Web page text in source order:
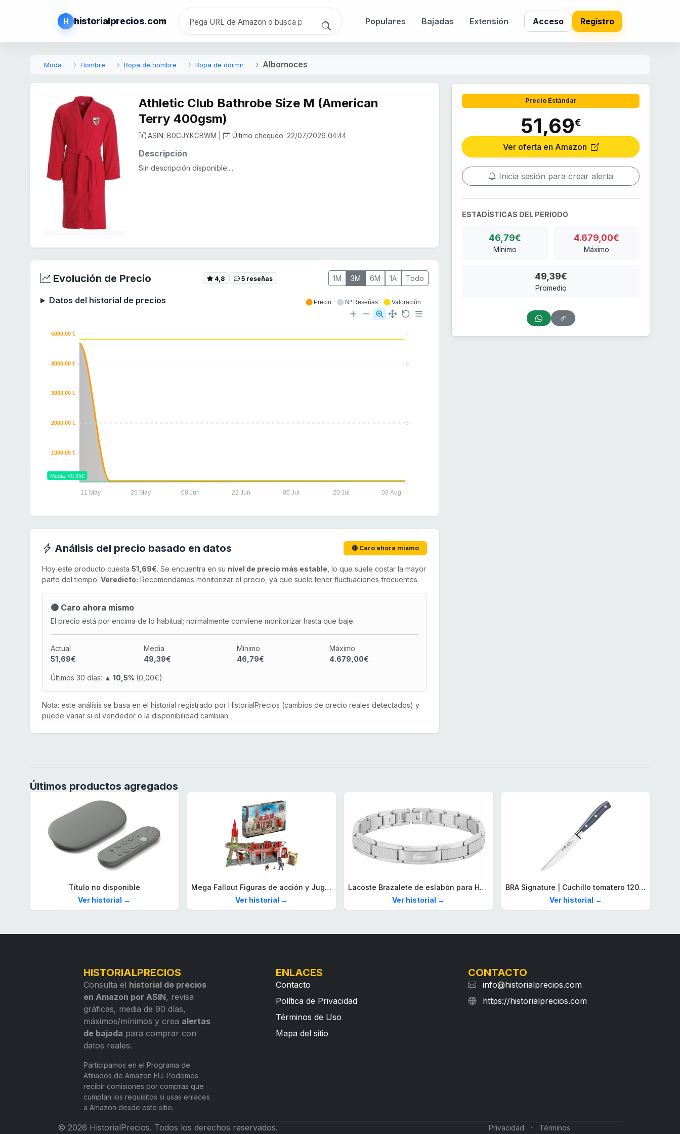
H historialprecios.com Populares Bajadas Extensión Acceso Registro
Moda Hombre Ropa de hombre Ropa de dormir Albornoces
Athletic Club Bathrobe Size M (American
Terry 400gsm)
ASIN: B0CJYKCBWM | Último chequeo: 22/07/2026 04:44
Descripción
Sin descripción disponible....
Evolución de Precio 4,8 5 reseñas 1M 3M 6M 1A Todo
Datos del historial de precios
7
6
5
4
5000.00 €
4000.00 €
3000.00 €
2000.00 €
1000.00 €
11 May 25 May 08 Jun 22 Jun 06 Jul 20 Jul 03 Aug
Media: 49.39€
Precio Nº Reseñas Valoración
Análisis del precio basado en datos 🔴 Caro ahora mismo
Hoy este producto cuesta 51,69€. Se encuentra en su nivel de precio más estable , lo que suele costar la mayor
parte del tiempo. Veredicto: Recomendamos monitorizar el precio, ya que suele tener fluctuaciones frecuentes.
🔴 Caro ahora mismo
El precio está por encima de lo habitual; normalmente conviene monitorizar hasta que baje.
Actual
51,69€
Media
49,39€
Mínimo
46,79€
Máximo
4.679,00€
Últimos 30 días: ▲ 10,5% (0,00€)
Nota: este análisis se basa en el historial registrado por HistorialPrecios (cambios de precio reales detectados) y
puede variar si el vendedor o la disponibilidad cambian.
Precio Estándar
51,69€
Ver oferta en Amazon
Inicia sesión para crear alerta
ESTADÍSTICAS DEL PERIODO
46,79€
Mínimo
4.679,00€
Máximo
49,39€
Promedio
Últimos productos agregados
Título no disponible
Ver historial →
Mega Fallout Figuras de acción y Juguetes de construcción, Parada de Camiones Red Rocket con 824 Piezas, 2 Personajes articulados y Accesorios, para coleccionistas, HXT00
Ver historial →
Lacoste Brazalete de eslabón para Hombre Colección STENCIL de Acero inoxidable
Ver historial →
BRA Signature | Cuchillo tomatero 120 mm, Acero Inoxidable alemán forjado con Molibdeno Vanadio, Mango Remachado ABS, Diseño Ergonómico, Hoja 1,6 mm espesor
Ver historial →
HISTORIALPRECIOS
Consulta el historial de precios
en Amazon por ASIN, revisa
gráficas, media de 90 días,
máximos/mínimos y crea alertas
de bajada para comprar con
datos reales.
Participamos en el Programa de
Afiliados de Amazon EU. Podemos
recibir comisiones por compras que
cumplan los requisitos si usas enlaces
a Amazon desde este sitio.
ENLACES
Contacto
Política de Privacidad
Términos de Uso
Mapa del sitio
CONTACTO
info@historialprecios.com
https://historialprecios.com
© 2026 HistorialPrecios. Todos los derechos reservados. Privacidad · Términos